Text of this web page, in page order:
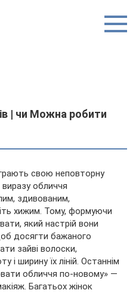
| чи Можна робити
свою неповторну
обличчя
здивованим,
хижим. Тому, формуючи
який настрій вони
досягти бажаного
зайві волоски,
і ширину їх ліній. Останнім
обличчя по-новому» —
Багатьох жінок